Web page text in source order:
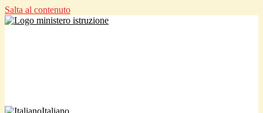
Salta al contenuto
Italiano